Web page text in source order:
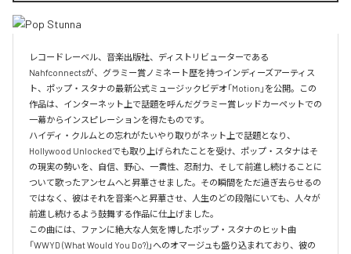
レコードレーベル、音楽出版社、ディストリビューターである
Nahfconnectsが、グラミー賞ノミネート歴を持つインディーズアーティス
ト、ポップ・スタナの最新公式ミュージックビデオ「Motion」を公開。この
作品は、インターネット上で話題を呼んだグラミー賞レッドカーペットでの
一幕からインスピレーションを得たものです。
ハイディ・クルムとの忘れがたいやり取りがネット上で話題となり、
Hollywood Unlockedでも取り上げられたことを受け、ポップ・スタナはそ
の現実の勢いを、自信、野心、一貫性、忍耐力、そして前進し続けることに
ついて歌ったアンセムへと昇華させました。その瞬間をただ過ぎ去らせるの
ではなく、彼はそれを音楽へと昇華させ、人生のどの段階にいても、人々が
前進し続けるよう鼓舞する作品に仕上げました。
この曲には、ファンに絶大な人気を博したポップ・スタナのヒット曲
「WWYD (What Would You Do?)」へのオマージュも盛り込まれており、彼の